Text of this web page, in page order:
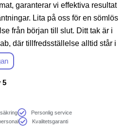
garanterar vi effektiva resultat
Lita på oss för en sömlös
från början till slut. Ditt tak är i
där tillfredsställelse alltid står i
centrum.
5
Personlig service
Kvalitetsgaranti